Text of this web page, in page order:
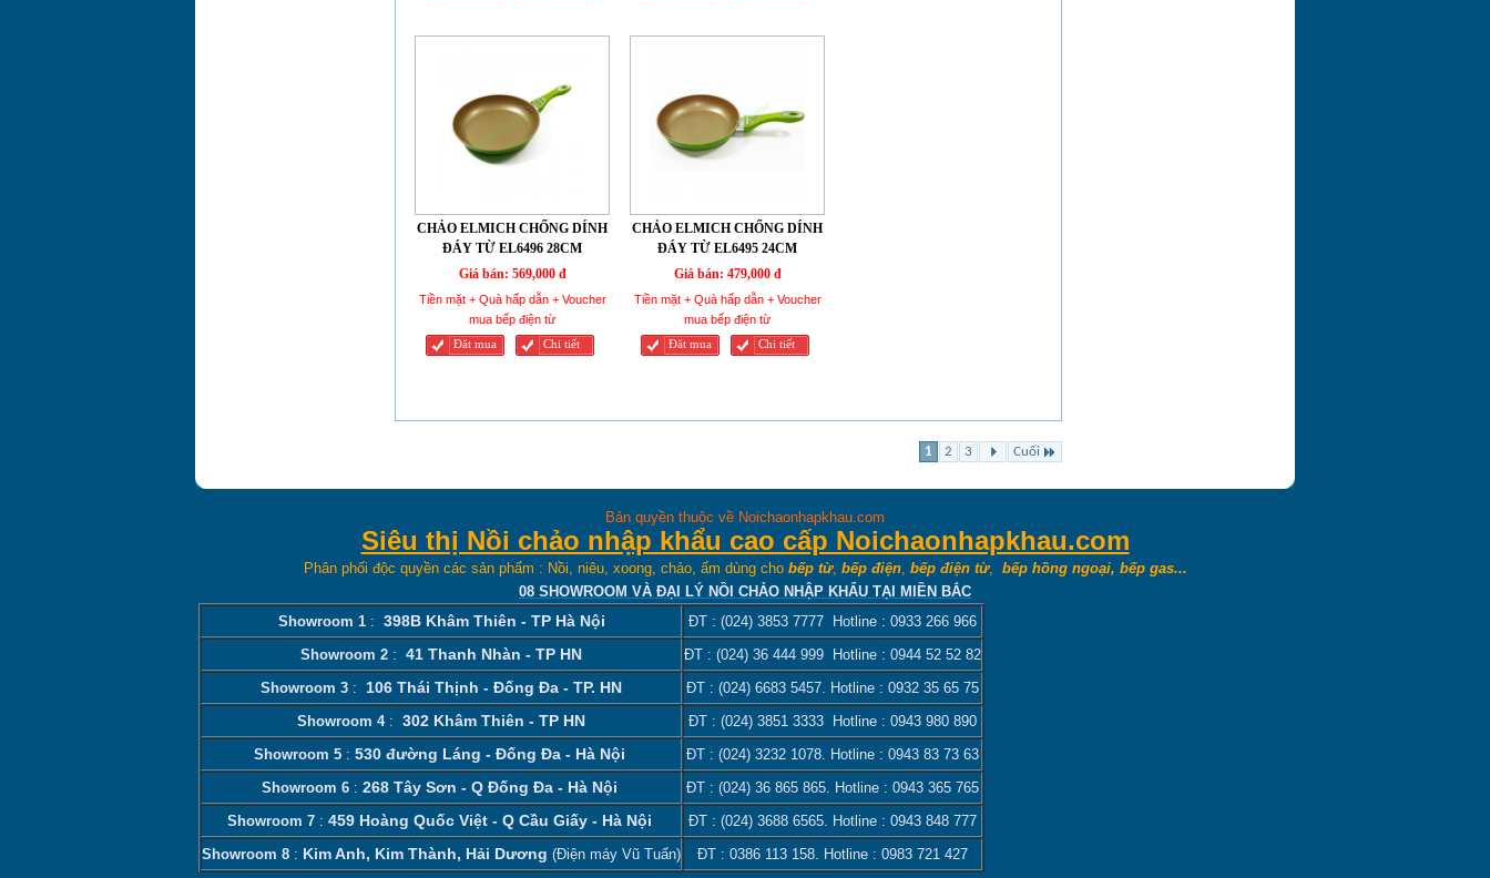
CHẢO ELMICH CHỐNG DÍNH
ĐÁY TỪ EL6496 28CM
Giá bán: 569,000 đ
Tiền mặt + Quà hấp dẫn + Voucher
mua bếp điện từ
Đăt mua Chi tiết
CHẢO ELMICH CHỐNG DÍNH
ĐÁY TỪ EL6495 24CM
Giá bán: 479,000 đ
Tiền mặt + Quà hấp dẫn + Voucher
mua bếp điện từ
Đăt mua Chi tiết
1 2 3 Cuối
Bản quyền thuộc về Noichaonhapkhau.com
Siêu thị Nồi chảo nhập khẩu cao cấp Noichaonhapkhau.com
Phân phối độc quyền các sản phẩm : Nồi, niêu, xoong, chảo, ấm dùng cho bếp từ, bếp điện, bếp điện từ, bếp hồng ngoại, bếp gas...
08 SHOWROOM VÀ ĐẠI LÝ NỒI CHẢO NHẬP KHẨU TẠI MIỀN BẮC
Showroom 1 : 398B Khâm Thiên - TP Hà Nội ĐT : (024) 3853 7777 Hotline : 0933 266 966
Showroom 2 : 41 Thanh Nhàn - TP HN ĐT : (024) 36 444 999 Hotline : 0944 52 52 82
Showroom 3 : 106 Thái Thịnh - Đống Đa - TP. HN ĐT : (024) 6683 5457. Hotline : 0932 35 65 75
Showroom 4 : 302 Khâm Thiên - TP HN ĐT : (024) 3851 3333 Hotline : 0943 980 890
Showroom 5 : 530 đường Láng - Đống Đa - Hà Nội ĐT : (024) 3232 1078. Hotline : 0943 83 73 63
Showroom 6 : 268 Tây Sơn - Q Đống Đa - Hà Nội ĐT : (024) 36 865 865. Hotline : 0943 365 765
Showroom 7 : 459 Hoàng Quốc Việt - Q Cầu Giấy - Hà Nội ĐT : (024) 3688 6565. Hotline : 0943 848 777
Showroom 8 : Kim Anh, Kim Thành, Hải Dương (Điện máy Vũ Tuấn) ĐT : 0386 113 158‬. Hotline : 0983 721 427